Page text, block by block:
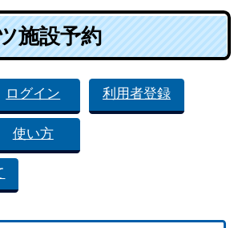
施設予約
ログイン 利用者登録
使い方